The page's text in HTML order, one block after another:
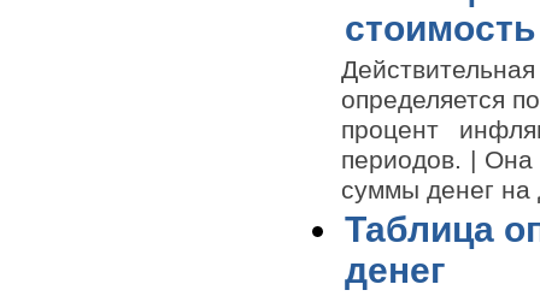
определяется
процент
периодов. |
суммы денег на
Таблица
денег